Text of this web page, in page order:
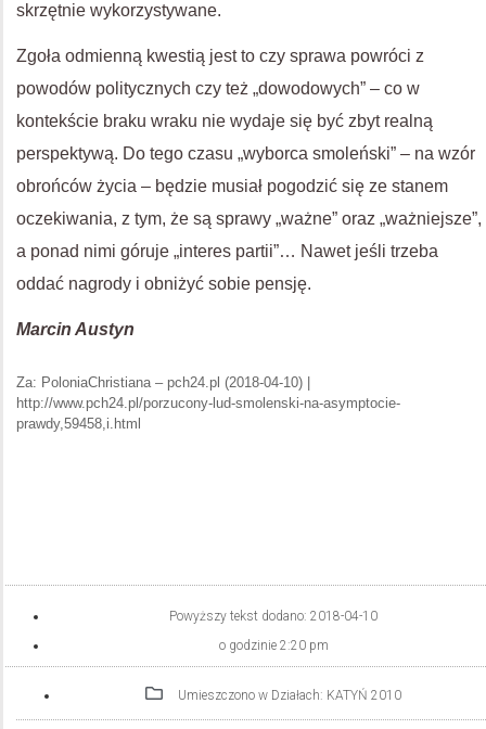
skrzętnie wykorzystywane.
Zgoła odmienną kwestią jest to czy sprawa powróci z
powodów politycznych czy też „dowodowych” – co w
kontekście braku wraku nie wydaje się być zbyt realną
perspektywą. Do tego czasu „wyborca smoleński” – na wzór
obrońców życia – będzie musiał pogodzić się ze stanem
oczekiwania, z tym, że są sprawy „ważne” oraz „ważniejsze”,
a ponad nimi góruje „interes partii”… Nawet jeśli trzeba
oddać nagrody i obniżyć sobie pensję.
Marcin Austyn
Za: PoloniaChristiana – pch24.pl (2018-04-10) |
http://www.pch24.pl/porzucony-lud-smolenski-na-asymptocie-
prawdy,59458,i.html
Powyższy tekst dodano: 2018-04-10
o godzinie 2:20 pm
Umieszczono w Działach: KATYŃ 2010